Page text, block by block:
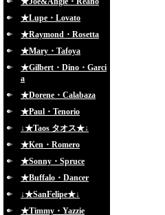
★Lupe・Lovato
★Raymond・Rosetta
★Mary・Tafoya
★Gilbert・Dino・Garci
a
★Dorene・Calabaza
★Paul・Tenorio
↓★Taos タオス★↓
★Ken・Romero
★Sonny・Spruce
★Buffalo・Dancer
↓★SanFelipe★↓
★Timmy・Yazzie